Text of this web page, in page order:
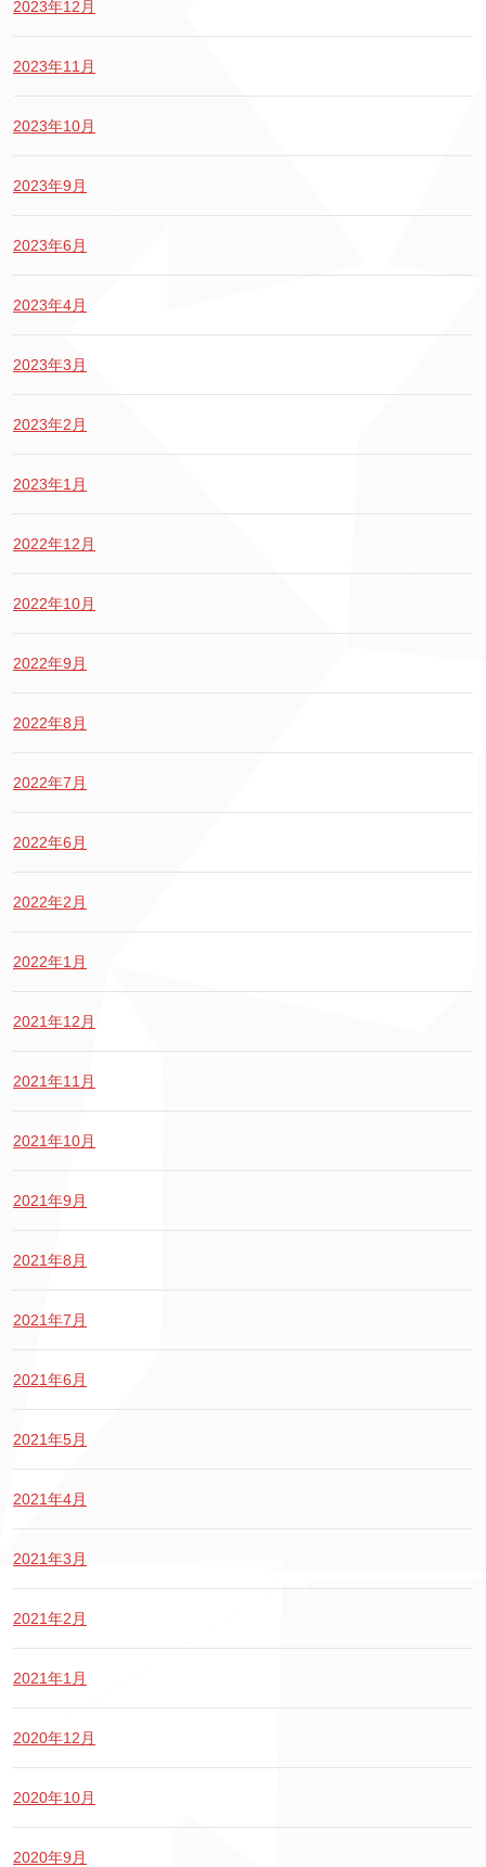
2023年12月
2023年11月
2023年10月
2023年9月
2023年6月
2023年4月
2023年3月
2023年2月
2023年1月
2022年12月
2022年10月
2022年9月
2022年8月
2022年7月
2022年6月
2022年2月
2022年1月
2021年12月
2021年11月
2021年10月
2021年9月
2021年8月
2021年7月
2021年6月
2021年5月
2021年4月
2021年3月
2021年2月
2021年1月
2020年12月
2020年10月
2020年9月